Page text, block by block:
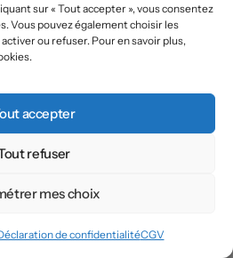
sur « Tout accepter », vous consentez
Vous pouvez également choisir les
ou refuser. Pour en savoir plus,
accepter
refuser
mes choix
de confidentialitéCGV